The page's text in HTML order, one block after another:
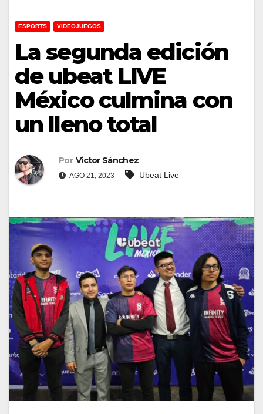
ESPORTS VIDEOJUEGOS
La segunda edición
de ubeat LIVE
México culmina con
un lleno total
Por Victor Sánchez
AGO 21, 2023 Ubeat Live